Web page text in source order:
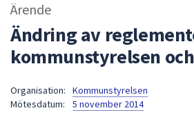
Ärende
Ändring av
kommunstyrelsen
Organisation:
Kommunstyrelsen
Mötesdatum:
5 november 2014